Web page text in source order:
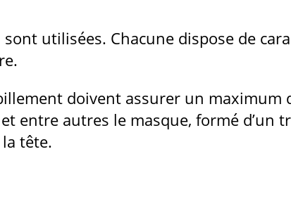
utilisées. Chacune dispose de
doivent assurer un maximum
entre autres le masque, formé d’un
tête.